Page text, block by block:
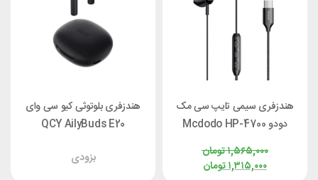
هندزفری سیمی تایپ سی مک
دودو Mcdodo HP-4700
تومان۱,۵۶۵,۰۰۰
تومان۱,۳۱۵,۰۰۰
هندزفری بلوتوثی کیو سی وای
QCY AilyBuds E20
بزودی